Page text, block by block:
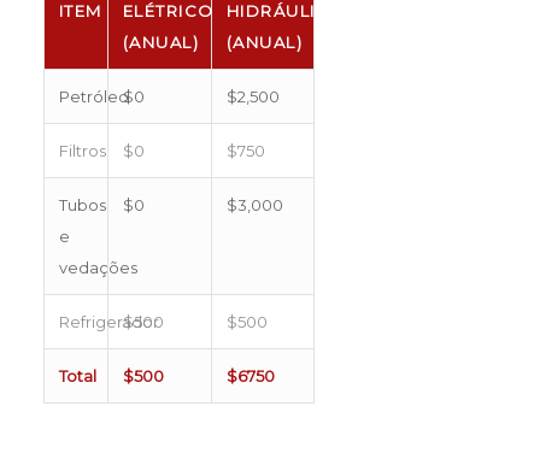
ITEM
ELÉTRICO
(ANUAL)
HIDRÁULICO
(ANUAL)
Petróleo$0 $2,500
Filtros $0 $750
Tubos
e
vedações
$0 $3,000
Refrigerador
$500 $500
Total $500 $6750